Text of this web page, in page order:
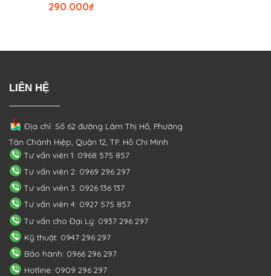
₫
290.000
LIÊN HỆ
Địa chỉ: Số 62 đường Lâm Thị Hố, Phường
Tân Chánh Hiệp, Quận 12, TP. Hồ Chí Minh
Tư vấn viên 1: 0968 575 857
Tư vấn viên 2: 0969 296 297
Tư vấn viên 3: 0926 136 137
Tư vấn viên 4: 0927 575 857
Tư vấn cho Đại Lý: 0937 296 297
Kỹ thuật: 0947 296 297
Bảo hành: 0966 296 297
Hotline: 0909 296 297